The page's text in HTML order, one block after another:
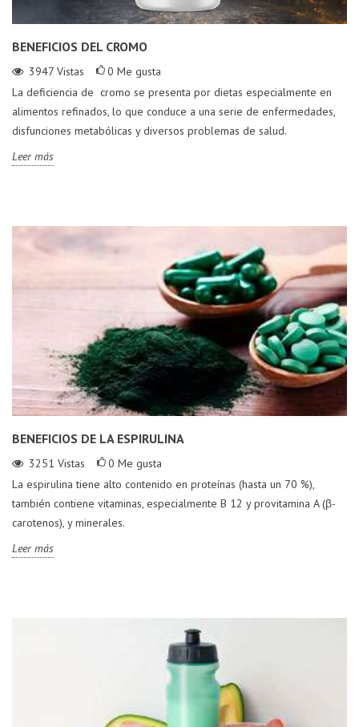
BENEFICIOS DEL CROMO
3947 Vistas 0 Me gusta
La deficiencia de cromo se presenta por dietas especialmente en
alimentos refinados, lo que conduce a una serie de enfermedades,
disfunciones metabólicas y diversos problemas de salud.
Leer más
BENEFICIOS DE LA ESPIRULINA
3251 Vistas 0 Me gusta
La espirulina tiene alto contenido en proteínas (hasta un 70 %),
también contiene vitaminas, especialmente B 12 y provitamina A (β-
carotenos), y minerales.
Leer más